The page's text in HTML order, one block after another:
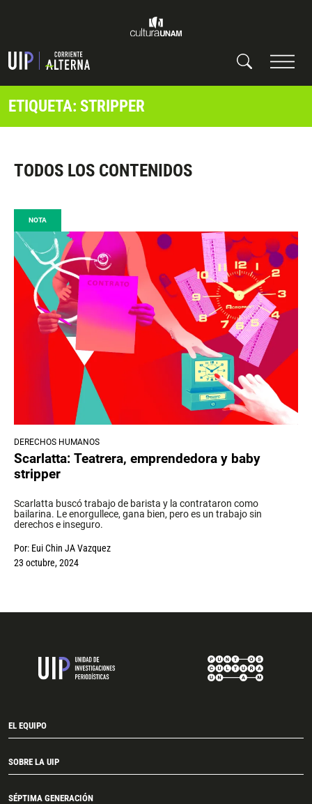
ETIQUETA: STRIPPER
TODOS LOS CONTENIDOS
NOTA
DERECHOS HUMANOS
Scarlatta: Teatrera, emprendedora y baby
stripper
Scarlatta buscó trabajo de barista y la contrataron como
bailarina. Le enorgullece, gana bien, pero es un trabajo sin
derechos e inseguro.
Por: Eui Chin JA Vazquez
23 octubre, 2024
EL EQUIPO
SOBRE LA UIP
SÉPTIMA GENERACIÓN